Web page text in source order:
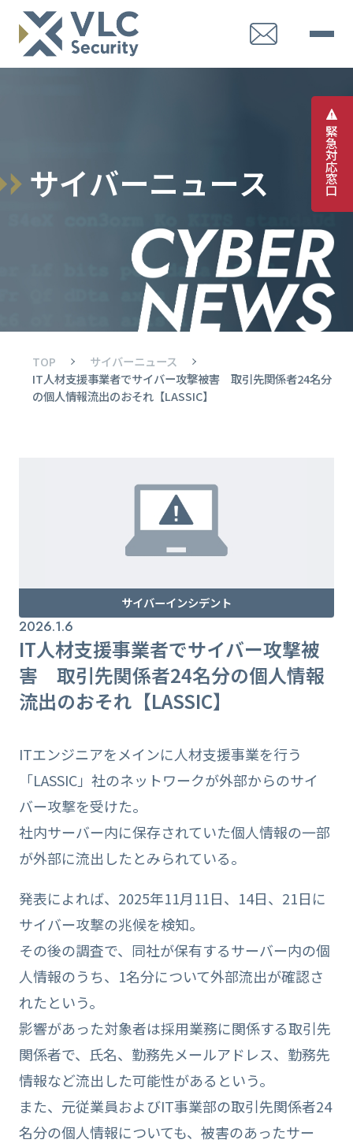
緊
急
対
応
窓
口
サイバーニュース
TOP
サイバーニュース
IT人材支援事業者でサイバー攻撃被害 取引先関係者24名分
の個人情報流出のおそれ【LASSIC】
サイバーインシデント
2026.1.6
IT人材支援事業者でサイバー攻撃被
害 取引先関係者24名分の個人情報
流出のおそれ【LASSIC】
ITエンジニアをメインに人材支援事業を行う
「LASSIC」社のネットワークが外部からのサイ
バー攻撃を受けた。
社内サーバー内に保存されていた個人情報の一部
が外部に流出したとみられている。
発表によれば、2025年11月11日、14日、21日に
サイバー攻撃の兆候を検知。
その後の調査で、同社が保有するサーバー内の個
人情報のうち、1名分について外部流出が確認さ
れたという。
影響があった対象者は採用業務に関係する取引先
関係者で、氏名、勤務先メールアドレス、勤務先
情報など流出した可能性があるという。
また、元従業員およびIT事業部の取引先関係者24
名分の個人情報についても、被害のあったサー